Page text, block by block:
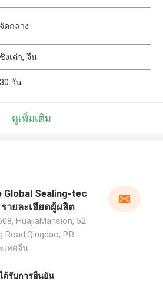
จัดกลาง
ชิงเต่า, จีน
30 วัน
ดูเพิ่มเติม
Global Sealing-tec
ายละเอียดผู้ผลิต
HuajiaMansion, 52
Road,Qingdao, P.R.
เทศจีน
ด้รับการยืนยัน